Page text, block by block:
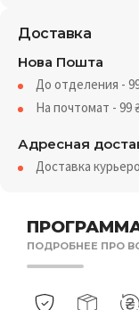
ПОДРОБНЕЕ ПРО
Доставка
Нова Пошта
До отделения -
На почтомат - 99
Адресная
Доставка